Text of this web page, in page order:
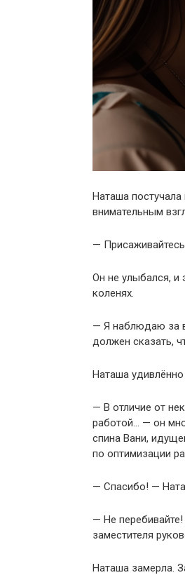
Наташа
внимательным
—
Он не улыбался, и
коленях.
— Я наблюдаю за
должен сказать,
Наташа
— В отличие от
работой… — он
спина Вани,
по оптимизации
— Спасибо! —
— Не
заместителя
Наташа замерла.